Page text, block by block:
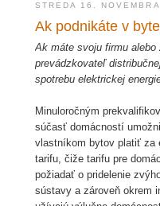
STREDA 16.
Ak podnikáte v
Ak máte svoju firmu alebo
prevádzkovateľ
spotrebu elektrickej
Minuloročným
súčasť domácností
vlastníkom bytov platiť za
tarifu, čiže tarifu pre
požiadať o pridelenie
sústavy a zároveň okrem